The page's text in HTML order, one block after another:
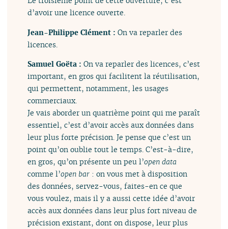
d’avoir une licence ouverte.
Jean-Philippe Clément :On va reparler des
licences.
Samuel Goëta :On va reparler des licences, c’est
important, en gros qui facilitent la réutilisation,
qui permettent, notamment, les usages
commerciaux.
Je vais aborder un quatrième point qui me paraît
essentiel, c’est d’avoir accès aux données dans
leur plus forte précision. Je pense que c’est un
point qu’on oublie tout le temps. C’est-à-dire,
en gros, qu’on présente un peu l’open data
comme l’open bar : on vous met à disposition
des données, servez-vous, faites-en ce que
vous voulez, mais il y a aussi cette idée d’avoir
accès aux données dans leur plus fort niveau de
précision existant, dont on dispose, leur plus